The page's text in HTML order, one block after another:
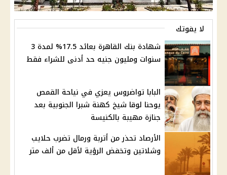
لا يفوتك
شهادة بنك القاهرة بعائد 17.5% لمدة 3
سنوات ومليون جنيه حد أدنى للشراء فقط
البابا تواضروس يعزي في نياحة القمص
يوحنا لوقا شيخ كهنة شبرا الجنوبية بعد
جنازة مهيبة بالكنيسة
الأرصاد تحذر من أتربة ورمال تضرب حلايب
وشلاتين وتخفض الرؤية لأقل من ألف متر